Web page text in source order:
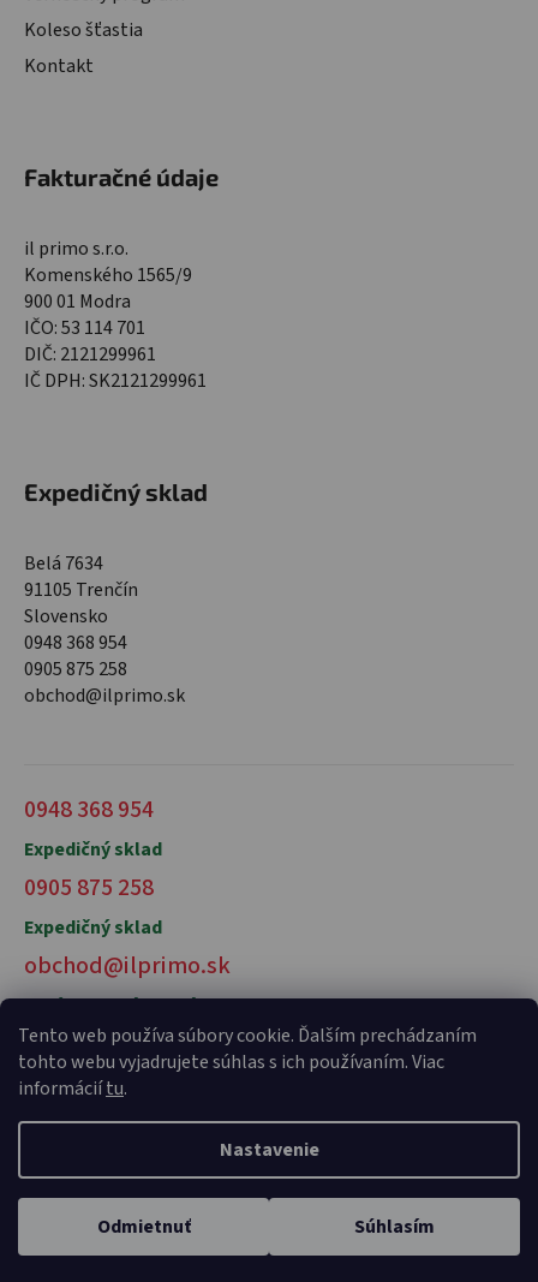
Tento web používa súbory cookie. Ďalším prechádzaním
tohto webu vyjadrujete súhlas s ich používaním. Viac
informáciítu.
Nastavenie
Odmietnuť Súhlasím
Koleso šťastia
Kontakt
Fakturačné údaje
il primo s.r.o.
Komenského 1565/9
900 01 Modra
IČO: 53 114 701
DIČ: 2121299961
IČ DPH: SK2121299961
Expedičný sklad
Belá 7634
91105 Trenčín
Slovensko
0948 368 954
0905 875 258
obchod@ilprimo.sk
0948 368 954
Expedičný sklad
0905 875 258
Expedičný sklad
obchod@ilprimo.sk
V prípade otázok nás kontaktujte
Vytvoril Shoptet Premium a
Adatelier
Copyright 2026il primo talianske potraviny. Všetky práva
vyhradené.